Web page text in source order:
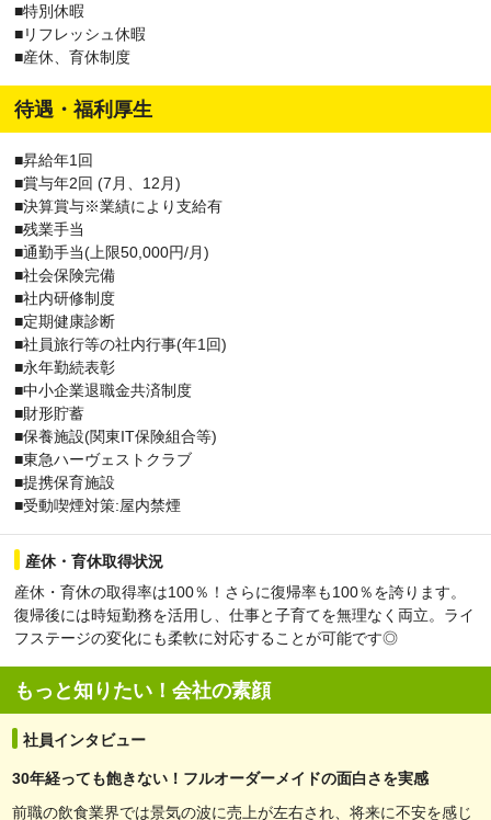
■特別休暇
■リフレッシュ休暇
■産休、育休制度
待遇・福利厚生
■昇給年1回
■賞与年2回 (7月、12月)
■決算賞与※業績により支給有
■残業手当
■通勤手当(上限50,000円/月)
■社会保険完備
■社内研修制度
■定期健康診断
■社員旅行等の社内行事(年1回)
■永年勤続表彰
■中小企業退職金共済制度
■財形貯蓄
■保養施設(関東IT保険組合等)
■東急ハーヴェストクラブ
■提携保育施設
■受動喫煙対策:屋内禁煙
産休・育休取得状況
産休・育休の取得率は100％！さらに復帰率も100％を誇ります。
復帰後には時短勤務を活用し、仕事と子育てを無理なく両立。ライ
フステージの変化にも柔軟に対応することが可能です◎
もっと知りたい！会社の素顔
社員インタビュー
30年経っても飽きない！フルオーダーメイドの面白さを実感
前職の飲食業界では景気の波に売上が左右され、将来に不安を感じ